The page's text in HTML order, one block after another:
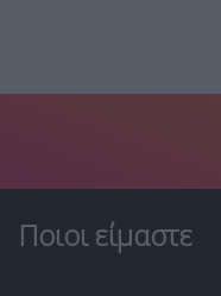
Ποιοι είμαστε